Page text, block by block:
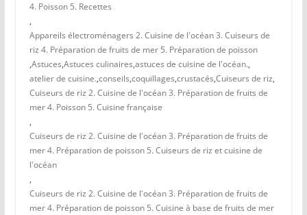
4. Poisson 5. Recettes
,
Appareils électroménagers 2. Cuisine de l'océan 3. Cuiseurs de
riz 4. Préparation de fruits de mer 5. Préparation de poisson
,Astuces,Astuces culinaires,astuces de cuisine de l'océan.,
atelier de cuisine.,conseils,coquillages,crustacés,Cuiseurs de riz,
Cuiseurs de riz 2. Cuisine de l'océan 3. Préparation de fruits de
mer 4. Poisson 5. Cuisine française
,
Cuiseurs de riz 2. Cuisine de l'océan 3. Préparation de fruits de
mer 4. Préparation de poisson 5. Cuiseurs de riz et cuisine de
l'océan
,
Cuiseurs de riz 2. Cuisine de l'océan 3. Préparation de fruits de
mer 4. Préparation de poisson 5. Cuisine à base de fruits de mer